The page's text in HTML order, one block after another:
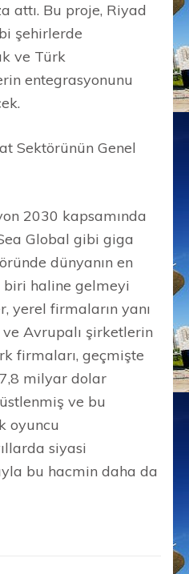
attı. Bu proje, Riyad
şehirlerde
ve Türk
entegrasyonunu
Sektörünün Genel
2030 kapsamında
Global gibi giga
dünyanın en
biri haline gelmeyi
yerel firmaların yanı
ve Avrupalı şirketlerin
firmaları, geçmişte
milyar dolar
ve bu
oyuncu
siyasi
bu hacmin daha da